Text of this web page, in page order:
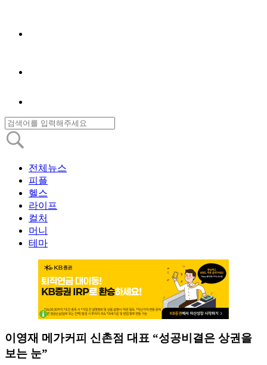
전체뉴스
피플
헬스
라이프
컬처
머니
테마
이영재 메가커피 신촌점 대표 “성공비결은 상권을
보는 눈”